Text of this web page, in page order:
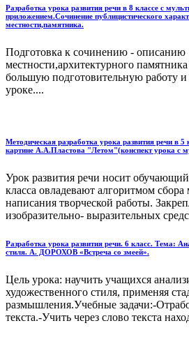
Разработка урока развития речи в 8 классе с
приложением.Сочинение публицистического
местности,памятника.
Подготовка к сочинению - описанию
местности,архитектурного
большую подготовительную работу
уроке....
Методическая разработка урока развития речи в
картине А.А.Пластова "Летом"(конспект урока с
Урок развития речи носит
класса овладевают алгоритмом сбора
написания творческой работы.
изобразительно- выразительных
Разработка урока развития речи. 6 класс. Тема:
стиля. А. ДОРОХОВ «Встреча со змеей».
Цель урока: научить учащихся
художественного стиля, применяя
размышления.Учебные задачи:-
текста.-Учить через слово текста